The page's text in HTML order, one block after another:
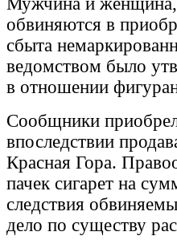
обвиняются в
сбыта
ведомством было
в отношении
Сообщники
впоследствии
Красная Гора.
пачек сигарет на
следствия
дело по существу